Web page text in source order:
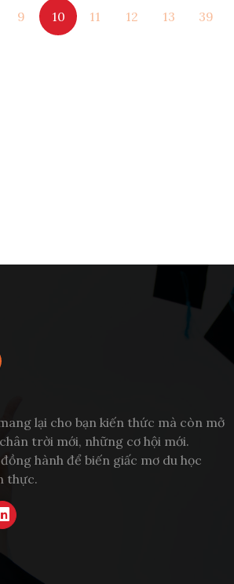
Tham vấn Interlink
9 10 11 12 13 39
lại cho bạn kiến thức mà còn mở
trời mới, những cơ hội mới.
đồng hành để biến giấc mơ du học
thực.